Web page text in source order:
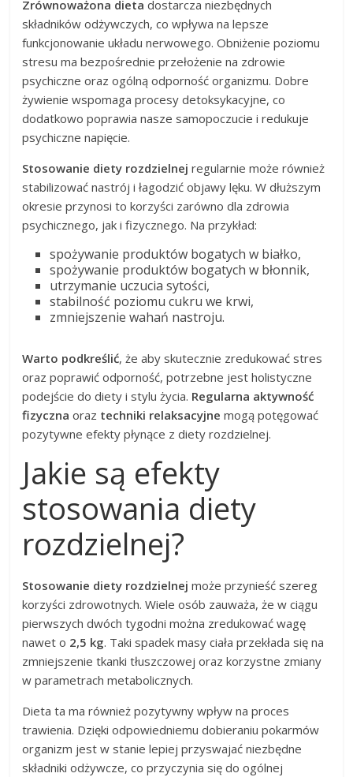
Zrównoważona dieta dostarcza niezbędnych
składników odżywczych, co wpływa na lepsze
funkcjonowanie układu nerwowego. Obniżenie poziomu
stresu ma bezpośrednie przełożenie na zdrowie
psychiczne oraz ogólną odporność organizmu. Dobre
żywienie wspomaga procesy detoksykacyjne, co
dodatkowo poprawia nasze samopoczucie i redukuje
psychiczne napięcie.
Stosowanie diety rozdzielnej regularnie może również
stabilizować nastrój i łagodzić objawy lęku. W dłuższym
okresie przynosi to korzyści zarówno dla zdrowia
psychicznego, jak i fizycznego. Na przykład:
spożywanie produktów bogatych w białko,
spożywanie produktów bogatych w błonnik,
utrzymanie uczucia sytości,
stabilność poziomu cukru we krwi,
zmniejszenie wahań nastroju.
Warto podkreślić, że aby skutecznie zredukować stres
oraz poprawić odporność, potrzebne jest holistyczne
podejście do diety i stylu życia. Regularna aktywność
fizyczna oraz techniki relaksacyjne mogą potęgować
pozytywne efekty płynące z diety rozdzielnej.
Jakie są efekty
stosowania diety
rozdzielnej?
Stosowanie diety rozdzielnej może przynieść szereg
korzyści zdrowotnych. Wiele osób zauważa, że w ciągu
pierwszych dwóch tygodni można zredukować wagę
nawet o 2,5 kg. Taki spadek masy ciała przekłada się na
zmniejszenie tkanki tłuszczowej oraz korzystne zmiany
w parametrach metabolicznych.
Dieta ta ma również pozytywny wpływ na proces
trawienia. Dzięki odpowiedniemu dobieraniu pokarmów
organizm jest w stanie lepiej przyswajać niezbędne
składniki odżywcze, co przyczynia się do ogólnej